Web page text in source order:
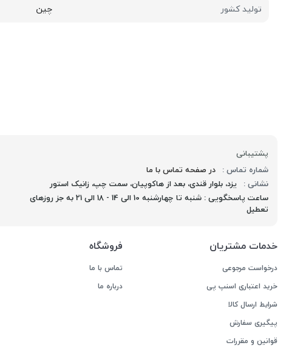
تولید کشور
چین
پشتیبانی
شماره تماس : در صفحه تماس با ما
نشانی : یزد، بلوار قندی، بعد از هاکوپیان، سمت چپ، زانیک استور
ساعت پاسخگویی : شنبه تا چهارشنبه 10 الی 14 - 18 الی 21 به جز روزهای
تعطیل
خدمات مشتریان
درخواست مرجوعی
خرید اعتباری اسنپ پی
شرایط ارسال کالا
پیگیری سفارش
قوانین و مقررات
فروشگاه
تماس با ما
درباره ما